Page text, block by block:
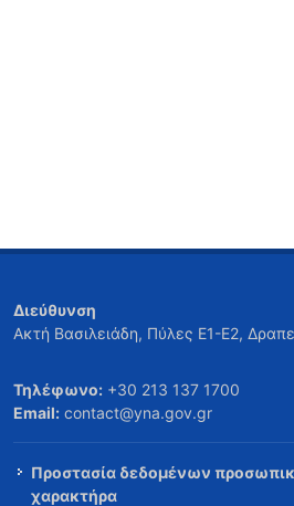
Διεύθυνση
Ακτή Βασιλειάδη, Πύλες Ε1-Ε2,
Τηλέφωνο: +30 213 137 1700
Email: contact@yna.gov.gr
Προστασία δεδομένων
χαρακτήρα